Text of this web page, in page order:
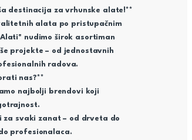
destinacija za vrhunske alate!**
alata po pristupačnim
Alati" nudimo širok asortiman
projekte – od jednostavnih
radova.
nas?**
najbolji brendovi koji
za svaki zanat – od drveta do
profesionalaca.